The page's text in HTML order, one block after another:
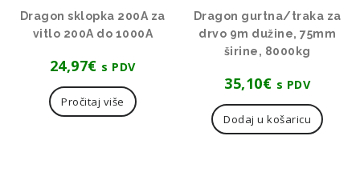
Dragon sklopka 200A za
vitlo 200A do 1000A
24,97€ s PDV
Pročitaj više
Dragon gurtna/traka za
drvo 9m dužine, 75mm
širine, 8000kg
35,10€ s PDV
Dodaj u košaricu